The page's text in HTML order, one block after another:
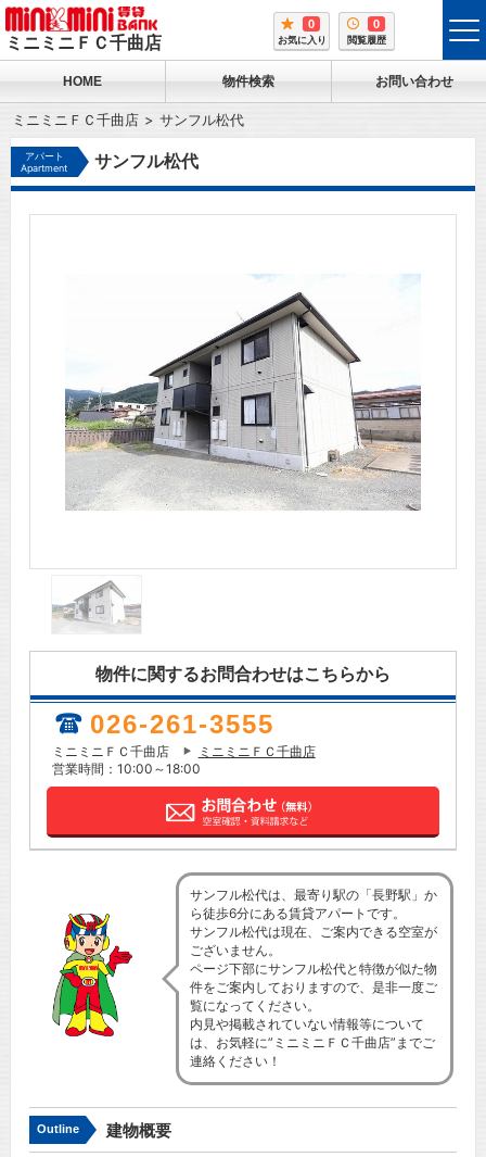
ミニミニＦＣ千曲店
0
お気に入り
0
閲覧履歴
HOME 物件検索 お問い合わせ
ミニミニＦＣ千曲店 サンフル松代
アパート
Apartment
サンフル松代
物件に関するお問合わせはこちらから
026-261-3555
ミニミニＦＣ千曲店
ミニミニＦＣ千曲店
営業時間：10:00～18:00
サンフル松代は、最寄り駅の「長野駅」か
ら徒歩6分にある賃貸アパートです。
サンフル松代は現在、ご案内できる空室が
ございません。
ページ下部にサンフル松代と特徴が似た物
件をご案内しておりますので、是非一度ご
覧になってください。
内見や掲載されていない情報等について
は、お気軽に”ミニミニＦＣ千曲店”までご
連絡ください！
Outline 建物概要